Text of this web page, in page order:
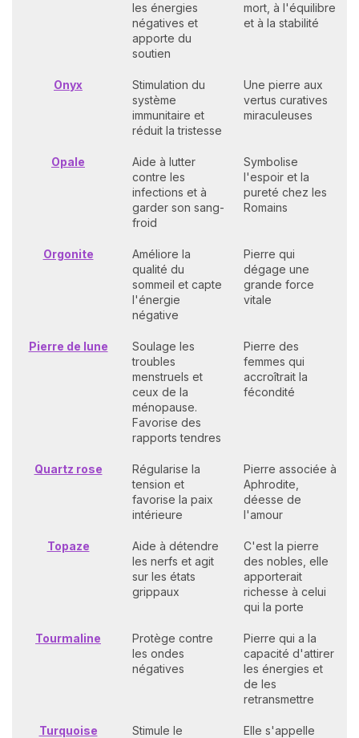
les énergies
négatives et
apporte du
soutien
mort, à l'équilibre
et à la stabilité
Onyx
Stimulation du
système
immunitaire et
réduit la tristesse
Une pierre aux
vertus curatives
miraculeuses
Opale
Aide à lutter
contre les
infections et à
garder son sang-
froid
Symbolise
l'espoir et la
pureté chez les
Romains
Orgonite
Améliore la
qualité du
sommeil et capte
l'énergie
négative
Pierre qui
dégage une
grande force
vitale
Pierre de lune
Soulage les
troubles
menstruels et
ceux de la
ménopause.
Favorise des
rapports tendres
Pierre des
femmes qui
accroîtrait la
fécondité
Quartz rose
Régularise la
tension et
favorise la paix
intérieure
Pierre associée à
Aphrodite,
déesse de
l'amour
Topaze
Aide à détendre
les nerfs et agit
sur les états
grippaux
C'est la pierre
des nobles, elle
apporterait
richesse à celui
qui la porte
Tourmaline
Protège contre
les ondes
négatives
Pierre qui a la
capacité d'attirer
les énergies et
de les
retransmettre
Turquoise
Stimule le
Elle s'appelle